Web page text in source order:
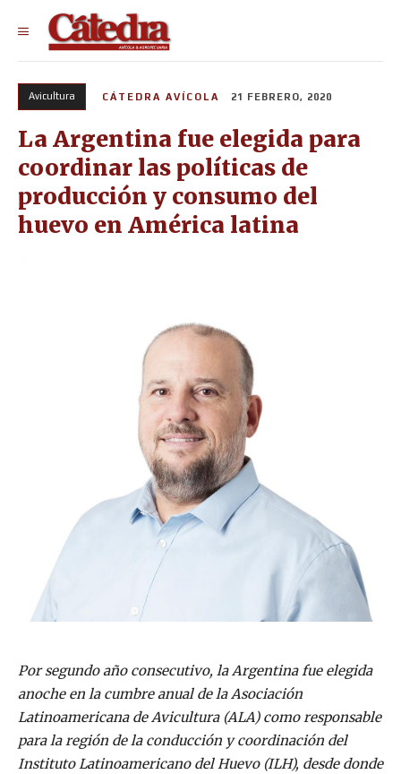
Avicultura CÁTEDRA AVÍCOLA 21 FEBRERO, 2020
La Argentina fue elegida para
coordinar las políticas de
producción y consumo del
huevo en América latina
Por segundo año consecutivo, la Argentina fue elegida
anoche en la cumbre anual de la Asociación
Latinoamericana de Avicultura (ALA) como responsable
para la región de la conducción y coordinación del
Instituto Latinoamericano del Huevo (ILH), desde donde